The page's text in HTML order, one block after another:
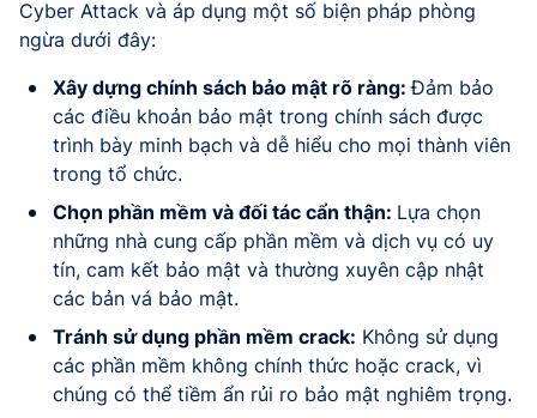
Cyber Attack và áp dụng một số biện pháp phòng
ngừa dưới đây:
Xây dựng chính sách bảo mật rõ ràng:Đảm bảo
các điều khoản bảo mật trong chính sách được
trình bày minh bạch và dễ hiểu cho mọi thành viên
trong tổ chức.
Chọn phần mềm và đối tác cẩn thận: Lựa chọn
những nhà cung cấp phần mềm và dịch vụ có uy
tín, cam kết bảo mật và thường xuyên cập nhật
các bản vá bảo mật.
Tránh sử dụng phần mềm crack: Không sử dụng
các phần mềm không chính thức hoặc crack, vì
chúng có thể tiềm ẩn rủi ro bảo mật nghiêm trọng.